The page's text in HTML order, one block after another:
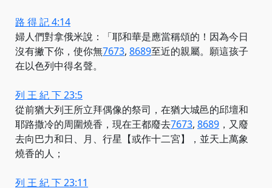
路 得 記 4:14
婦人們對拿俄米說：「耶和華是應當稱頌的！因為今日
沒有撇下你，使你無7673, 8689至近的親屬。願這孩子
在以色列中得名聲。
列 王 紀 下 23:5
從前猶大列王所立拜偶像的祭司，在猶大城邑的邱壇和
耶路撒冷的周圍燒香， 現在王都廢去7673, 8689 ，又廢
去向巴力和日、月、行星【或作十二宮】，並天上萬象
燒香的人；
列 王 紀 下 23:11